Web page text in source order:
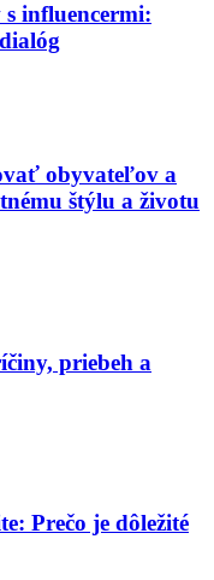
influencermi:
obyvateľov a
štýlu a životu
priebeh a
Prečo je dôležité